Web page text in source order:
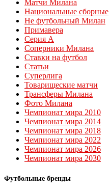
Матчи Милана
Национальные сборные
Не футбольный Милан
Примавера
Серия А
Соперники Милана
Ставки на футбол
Статьи
Суперлига
Товарищеские матчи
Трансферы Милана
Фото Милана
Чемпионат мира 2010
Чемпионат мира 2014
Чемпионат мира 2018
Чемпионат мира 2022
Чемпионат мира 2026
Чемпионат мира 2030
Футбольные бренды